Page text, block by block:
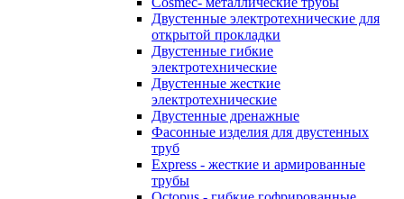
Двустенные электротехнические для
открытой прокладки
Двустенные гибкие
электротехнические
Двустенные жесткие
электротехнические
Двустенные дренажные
Фасонные изделия для двустенных
труб
Express - жесткие и армированные
трубы